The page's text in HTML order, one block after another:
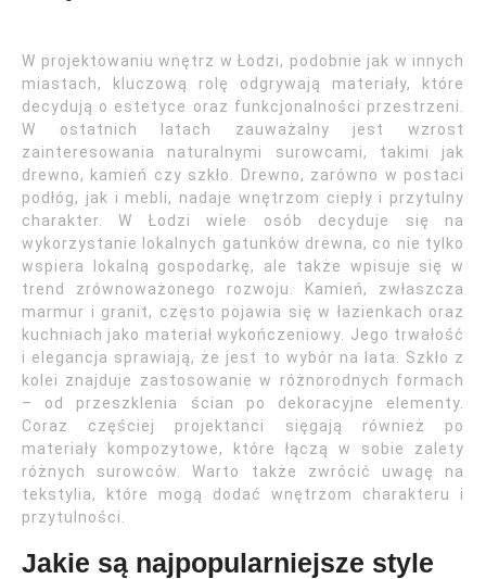
W projektowaniu wnętrz w Łodzi, podobnie jak w innych
miastach, kluczową rolę odgrywają materiały, które
decydują o estetyce oraz funkcjonalności przestrzeni.
W ostatnich latach zauważalny jest wzrost
zainteresowania naturalnymi surowcami, takimi jak
drewno, kamień czy szkło. Drewno, zarówno w postaci
podłóg, jak i mebli, nadaje wnętrzom ciepły i przytulny
charakter. W Łodzi wiele osób decyduje się na
wykorzystanie lokalnych gatunków drewna, co nie tylko
wspiera lokalną gospodarkę, ale także wpisuje się w
trend zrównoważonego rozwoju. Kamień, zwłaszcza
marmur i granit, często pojawia się w łazienkach oraz
kuchniach jako materiał wykończeniowy. Jego trwałość
i elegancja sprawiają, że jest to wybór na lata. Szkło z
kolei znajduje zastosowanie w różnorodnych formach
– od przeszklenia ścian po dekoracyjne elementy.
Coraz częściej projektanci sięgają również po
materiały kompozytowe, które łączą w sobie zalety
różnych surowców. Warto także zwrócić uwagę na
tekstylia, które mogą dodać wnętrzom charakteru i
przytulności.
Jakie są najpopularniejsze style